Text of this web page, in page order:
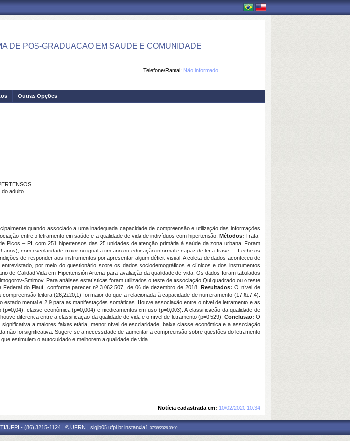
DE POS-GRADUACAO EM SAUDE E COMUNIDADE
Telefone/Ramal: Não informado
Outras Opções
adulto.
quando associado a uma inadequada capacidade de compreensão e utilização das informações
entre o letramento em saúde e a qualidade de vida de indivíduos com hipertensão. Métodos:Trata-
Picos – PI, com 251 hipertensos das 25 unidades de atenção primária à saúde da zona urbana. Foram
com escolaridade maior ou igual a um ano ou educação informal e capaz de ler a frase ― Feche os
de responder aos instrumentos por apresentar algum déficit visual. A coleta de dados aconteceu de
por meio do questionário sobre os dados sociodemográficos e clínicos e dos instrumentos
de Calidad Vida em Hipertensión Arterial para avaliação da qualidade de vida. Os dados foram tabulados
Smirnov. Para análises estatísticas foram utilizados o teste de associação Qui quadrado ou o teste
do Piauí, conforme parecer nº 3.062.507, de 06 de dezembro de 2018.Resultados: O nível de
leitora (26,2±20,1) foi maior do que a relacionada à capacidade de numeramento (17,6±7,4).
mental e 2,9 para as manifestações somáticas. Houve associação entre o nível de letramento e as
classe econômica (p=0,004) e medicamentos em uso (p=0,003). A classificação da qualidade de
diferença entre a classificação da qualidade de vida e o nível de letramento (p=0,529). Conclusão:O
a maiores faixas etária, menor nível de escolaridade, baixa classe econômica e a associação
não foi significativa. Sugere-se a necessidade de aumentar a compreensão sobre questões do letramento
estimulem o autocuidado e melhorem a qualidade de vida.
Notícia cadastrada em: 10/02/2020 10:34
UFPI - (86) 3215-1124 | © UFRN | sigjb05.ufpi.br.instancia1 07/08/2026 09:10